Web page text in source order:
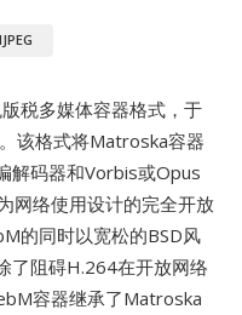
税多媒体容器格式，于
该格式将Matroska容器
解码器和Vorbis或Opus
网络使用设计的完全开放
的同时以宽松的BSD风
了阻碍H.264在开放网络
容器继承了Matroska